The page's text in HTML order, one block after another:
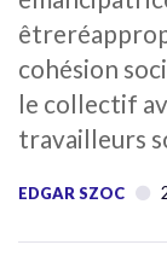
cohésion
le collectif
travailleurs
EDGAR SZOC